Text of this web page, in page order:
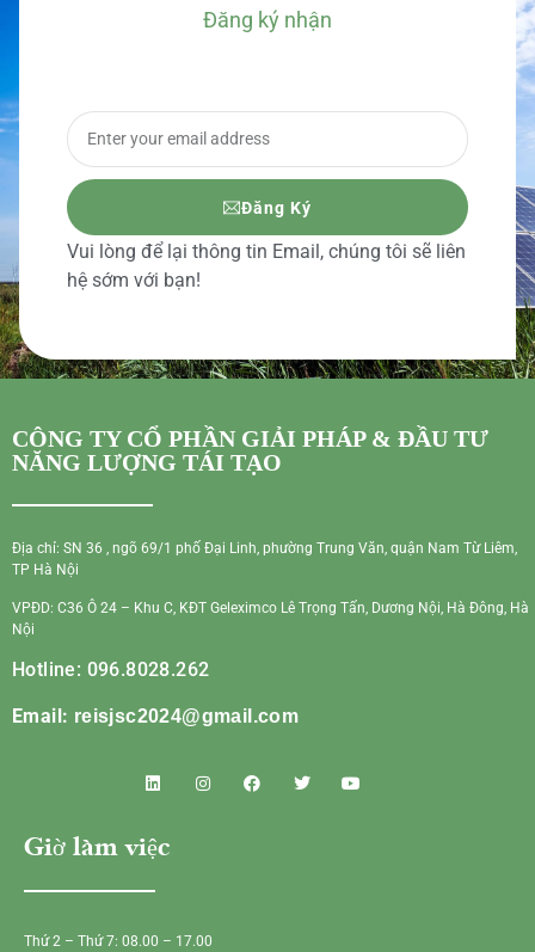
Đăng ký nhận
Đăng Ký
Vui lòng để lại thông tin Email, chúng tôi sẽ liên
hệ sớm với bạn!
CÔNG TY CỔ PHẦN GIẢI PHÁP & ĐẦU TƯ
NĂNG LƯỢNG TÁI TẠO
Địa chỉ: SN 36 , ngõ 69/1 phố Đại Linh, phường Trung Văn, quận Nam Từ Liêm,
TP Hà Nội
VPĐD: C36 Ô 24 – Khu C, KĐT Geleximco Lê Trọng Tấn, Dương Nội, Hà Đông, Hà
Nội
Hotline: 096.8028.262
Email: reisjsc2024@gmail.com
Giờ làm việc
Thứ 2 – Thứ 7: 08.00 – 17.00